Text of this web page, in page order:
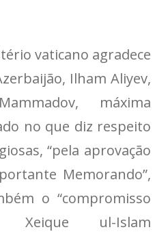
vaticano agradece
Ilham Aliyev,
máxima
no que diz respeito
“pela aprovação
Memorando”,
o “compromisso
Xeique ul-Islam